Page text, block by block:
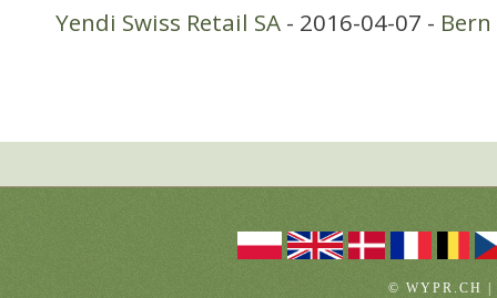
Yendi Swiss Retail SA - 2016-04-07 - Bern
© WYPR.CH